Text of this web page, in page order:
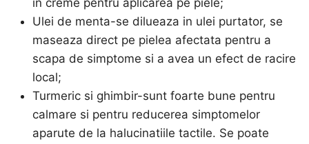
in creme pentru aplicarea pe piele;
Ulei de menta-se dilueaza in ulei purtator, se
maseaza direct pe pielea afectata pentru a
scapa de simptome si a avea un efect de racire
local;
Turmeric si ghimbir-sunt foarte bune pentru
calmare si pentru reducerea simptomelor
aparute de la halucinatiile tactile. Se poate